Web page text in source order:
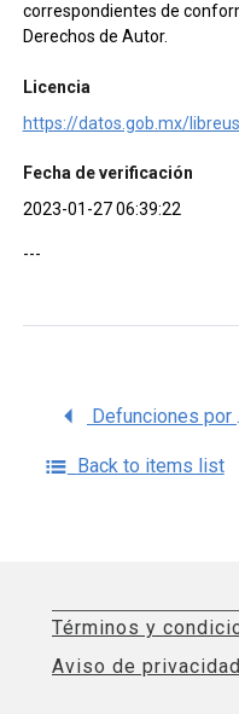
correspondientes de
Derechos de Autor.
Licencia
https://datos.gob.mx/
Fecha de verificación
2023-01-27 06:39:22
---
Defunciones
Back to items list
Términos y
Aviso de privacidad